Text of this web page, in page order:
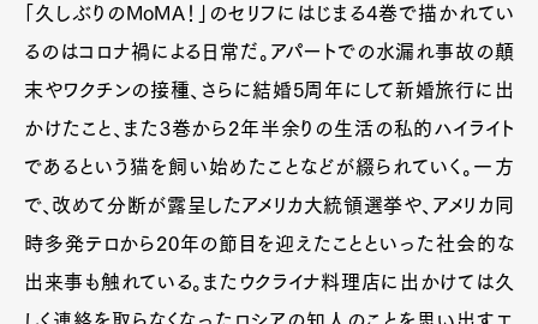
「久しぶりのMoMA！」のセリフにはじまる4巻で描かれてい
るのはコロナ禍による日常だ。アパートでの水漏れ事故の顛
末やワクチンの接種、さらに結婚5周年にして新婚旅行に出
かけたこと、また3巻から2年半余りの生活の私的ハイライト
であるという猫を飼い始めたことなどが綴られていく。一方
で、改めて分断が露呈したアメリカ大統領選挙や、アメリカ同
時多発テロから20年の節目を迎えたことといった社会的な
出来事も触れている。またウクライナ料理店に出かけては久